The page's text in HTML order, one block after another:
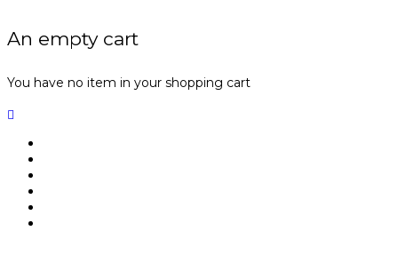
An empty cart
You have no item in your shopping cart